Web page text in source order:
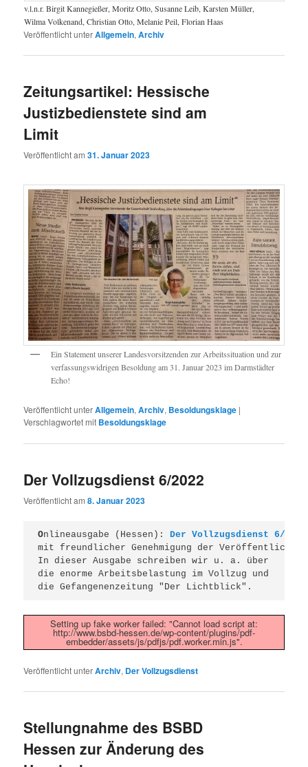
v.l.n.r. Birgit Kannegießer, Moritz Otto, Susanne Leib, Karsten Müller,
Wilma Volkenand, Christian Otto, Melanie Peil, Florian Haas
Veröffentlicht unterAllgemein,Archiv
Zeitungsartikel: Hessische
Justizbedienstete sind am
Limit
Veröffentlicht am31. Januar 2023
Ein Statement unserer Landesvorsitzenden zur Arbeitssituation und zur
verfassungswidrigen Besoldung am 31. Januar 2023 im Darmstädter
Echo!
Veröffentlicht unterAllgemein,Archiv, Besoldungsklage |
Verschlagwortet mit Besoldungsklage
Der Vollzugsdienst 6/2022
Veröffentlicht am8. Januar 2023
Onlineausgabe (Hessen): Der Vollzugsdienst 6/2022
mit freundlicher Genehmigung der
In dieser Ausgabe schreiben wir u. a. über
die enorme Arbeitsbelastung im Vollzug und
die Gefangenenzeitung "Der Lichtblick".
Setting up fake worker failed: "Cannot load script at:
http://www.bsbd-hessen.de/wp-content/plugins/pdf-
embedder/assets/js/pdfjs/pdf.worker.min.js".
Veröffentlicht unterArchiv, Der Vollzugsdienst
Stellungnahme des BSBD
Hessen zur Änderung des